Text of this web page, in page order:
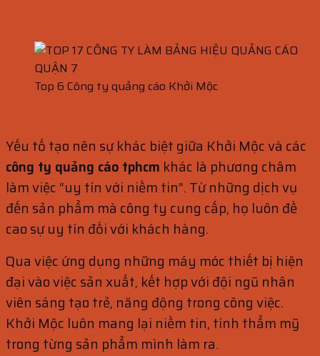
Top 6 Công ty quảng cáo Khởi Mộc
Yếu tố tạo nên sự khác biệt giữa Khởi Mộc và các
công ty quảng cáo tphcm khác là phương châm
làm việc “uy tín với niềm tin”. Từ những dịch vụ
đến sản phẩm mà công ty cung cấp, họ luôn đề
cao sự uy tín đối với khách hàng.
Qua việc ứng dụng những máy móc thiết bị hiện
đại vào việc sản xuất, kết hợp với đội ngũ nhân
viên sáng tạo trẻ, năng động trong công việc.
Khởi Mộc luôn mang lại niềm tin, tính thẩm mỹ
trong từng sản phẩm mình làm ra.